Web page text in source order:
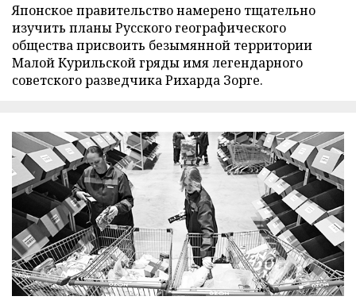
Японское правительство намерено тщательно
изучить планы Русского географического
общества присвоить безымянной территории
Малой Курильской гряды имя легендарного
советского разведчика Рихарда Зорге.